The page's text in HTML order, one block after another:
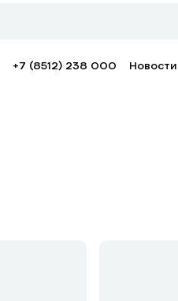
+7 (8512) 238 000 Новости